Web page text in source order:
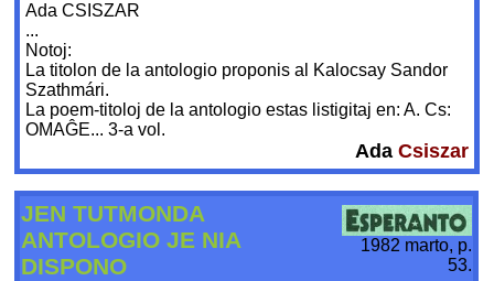
Ada CSISZAR
...
Notoj:
La titolon de la antologio proponis al Kalocsay Sandor
Szathmári.
La poem-titoloj de la antologio estas listigitaj en: A. Cs:
OMAĜE... 3-a vol.
Ada Csiszar
JEN TUTMONDA
ANTOLOGIO JE NIA
DISPONO
1982 marto, p.
53.